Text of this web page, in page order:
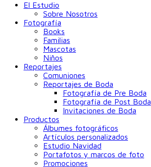
El Estudio
Sobre Nosotros
Fotografía
Books
Familias
Mascotas
Niños
Reportajes
Comuniones
Reportajes de Boda
Fotografía de Pre Boda
Fotografía de Post Boda
Invitaciones de Boda
Productos
Álbumes fotográficos
Artículos personalizados
Estudio Navidad
Portafotos y marcos de foto
Promociones